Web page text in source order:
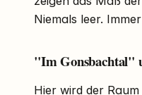
Niemals leer.
"Im Gonsbachtal"
Hier wird der